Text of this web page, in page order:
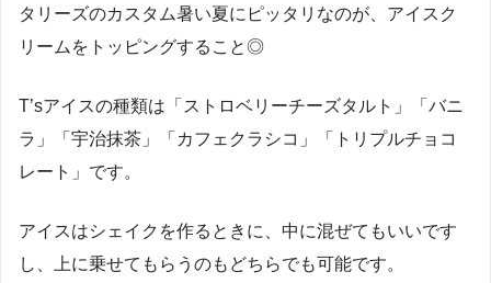
タリーズのカスタム暑い夏にピッタリなのが、アイスク
リームをトッピングすること◎
T’sアイスの種類は「ストロベリーチーズタルト」「バニ
ラ」「宇治抹茶」「カフェクラシコ」「トリプルチョコ
レート」です。
アイスはシェイクを作るときに、中に混ぜてもいいです
し、上に乗せてもらうのもどちらでも可能です。